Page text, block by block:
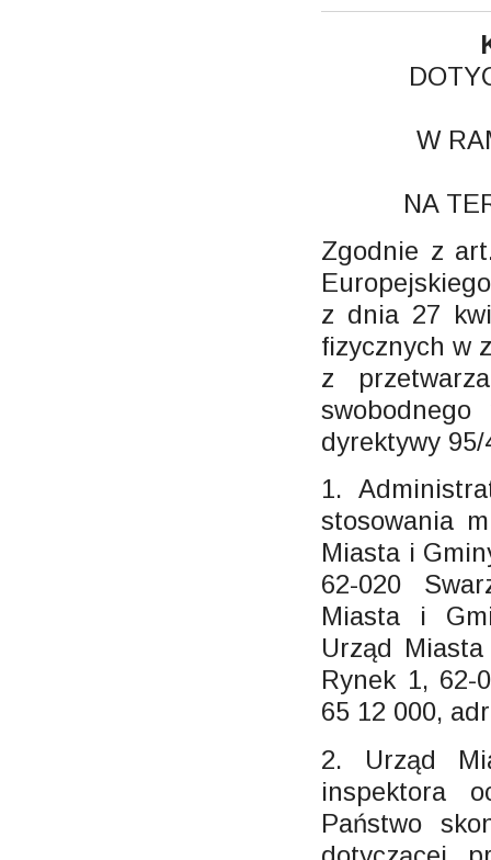
W
NA
Zgodnie z
z dnia 27
fizycznych w
z
dyrektywy
1.
stosowania
Miasta i
62-020
Miasta i
Urząd
Rynek 1, 62-
65 12 000,
2. Urząd
inspektora
Państwo